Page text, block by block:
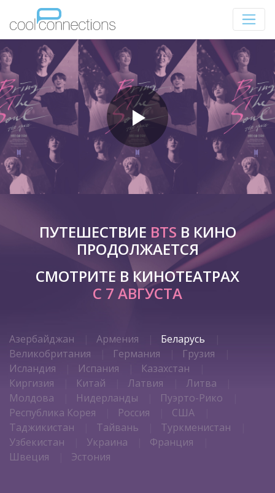
ПУТЕШЕСТВИЕ BTS В КИНО
ПРОДОЛЖАЕТСЯ
СМОТРИТЕ В КИНОТЕАТРАХ
С 7 АВГУСТА
Азербайджан Армения
Беларусь
Великобритания
Германия
Грузия
Исландия
Испания
Казахстан
Киргизия
Китай Латвия
Литва
Молдова
Нидерланды
Пуэрто-Рико
Республика Корея
Россия
США
Таджикистан
Тайвань
Туркменистан
Узбекистан
Украина
Франция
Швеция
Эстония